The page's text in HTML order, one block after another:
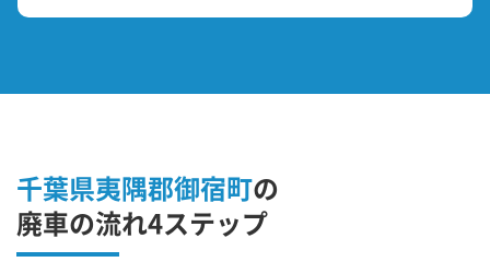
千葉県夷隅郡御宿町の
廃車の流れ4ステップ